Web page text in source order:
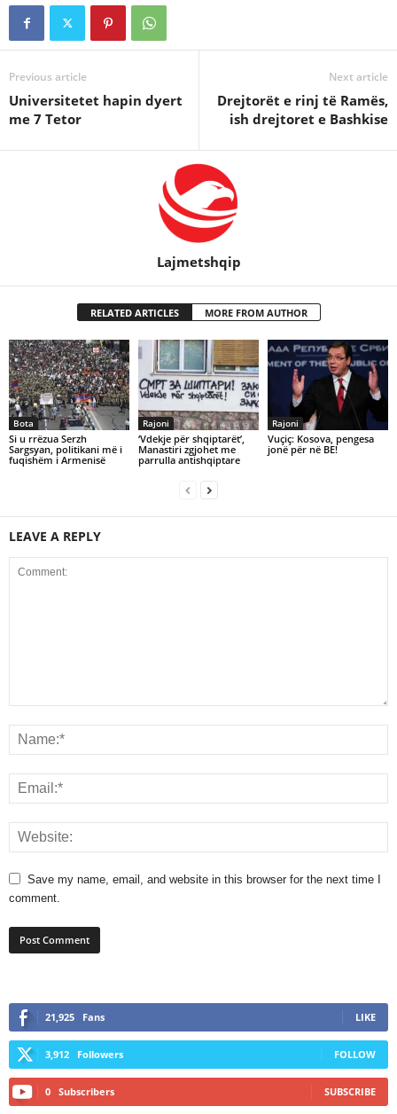
Previous article
Universitetet hapin dyert
me 7 Tetor
Next article
Drejtorët e rinj të Ramës,
ish drejtoret e Bashkise
Lajmetshqip
RELATED ARTICLES MORE FROM AUTHOR
Bota
Si u rrëzua Serzh
Sargsyan, politikani më i
fuqishëm i Armenisë
Rajoni
‘Vdekje për shqiptarët’,
Manastiri zgjohet me
parrulla antishqiptare
Rajoni
Vuçiç: Kosova, pengesa
jonë për në BE!
LEAVE A REPLY
Save my name, email, and website in this browser for the next time I
comment.
21,925 Fans LIKE
3,912 Followers FOLLOW
0 Subscribers SUBSCRIBE